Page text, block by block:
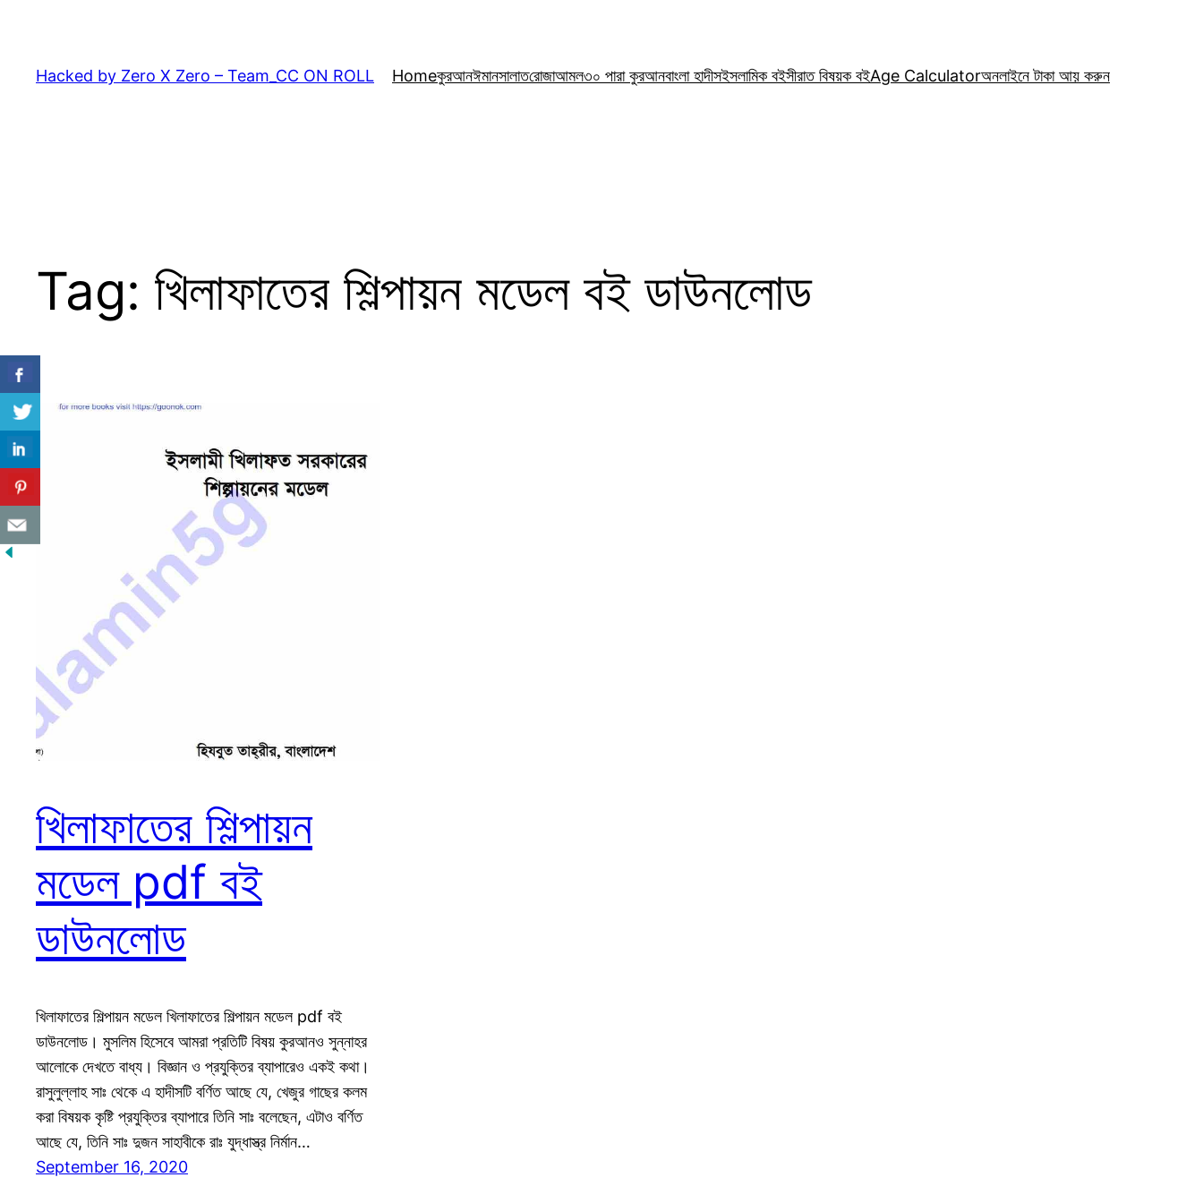
content
Hacked by Zero X Zero – Team_CC ON ROLL Homeকুরআনঈমানসালাতরোজাআমল৩০ পারা কুরআনবাংলা হাদীসইসলামিক বইসীরাত বিষয়ক বইAge Calculatorঅনলাইনে টাকা আয় করুন
Tag: খিলাফাতের শিল্পায়ন মডেল বই ডাউনলোড
খিলাফাতের শিল্পায়ন
মডেল pdf বই
ডাউনলোড
খিলাফাতের শিল্পায়ন মডেল খিলাফাতের শিল্পায়ন মডেল pdf বই
ডাউনলোড। মুসলিম হিসেবে আমরা প্রতিটি বিষয় কুরআনও সুন্নাহর
আলোকে দেখতে বাধ্য। বিজ্ঞান ও প্রযুক্তির ব্যাপারেও একই কথা।
রাসুলুল্লাহ সাঃ থেকে এ হাদীসটি বর্ণিত আছে যে, খেজুর গাছের কলম
করা বিষয়ক কৃষ্টি প্রযুক্তির ব্যাপারে তিনি সাঃ বলেছেন, এটাও বর্ণিত
আছে যে, তিনি সাঃ দুজন সাহাবীকে রাঃ যুদ্ধাস্ত্র নির্মান…
September 16, 2020